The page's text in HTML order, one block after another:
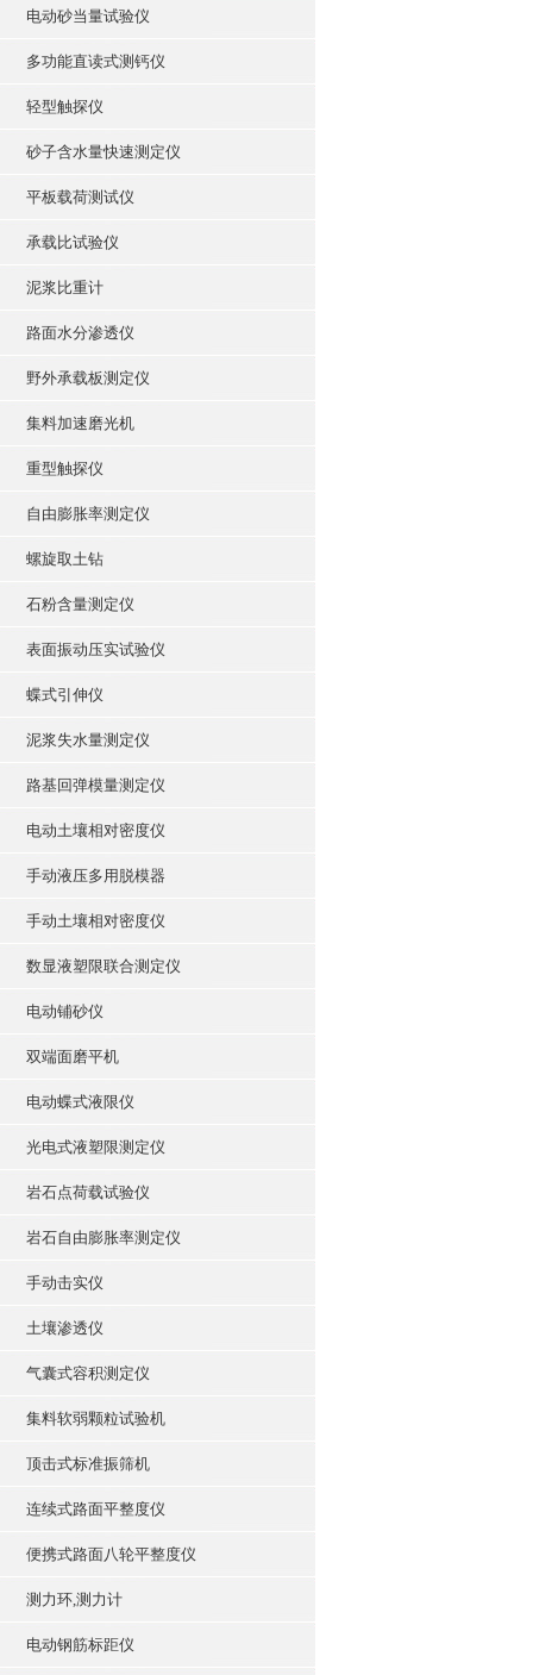
电动砂当量试验仪
多功能直读式测钙仪
轻型触探仪
砂子含水量快速测定仪
平板载荷测试仪
承载比试验仪
泥浆比重计
路面水分渗透仪
野外承载板测定仪
集料加速磨光机
重型触探仪
自由膨胀率测定仪
螺旋取土钻
石粉含量测定仪
表面振动压实试验仪
蝶式引伸仪
泥浆失水量测定仪
路基回弹模量测定仪
电动土壤相对密度仪
手动液压多用脱模器
手动土壤相对密度仪
数显液塑限联合测定仪
电动铺砂仪
双端面磨平机
电动蝶式液限仪
光电式液塑限测定仪
岩石点荷载试验仪
岩石自由膨胀率测定仪
手动击实仪
土壤渗透仪
气囊式容积测定仪
集料软弱颗粒试验机
顶击式标准振筛机
连续式路面平整度仪
便携式路面八轮平整度仪
测力环,测力计
电动钢筋标距仪